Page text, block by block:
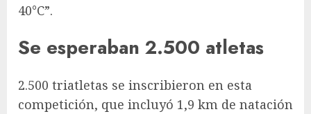
40°C”.
Se esperaban 2.500 atletas
2.500 triatletas se inscribieron en esta
competición, que incluyó 1,9 km de natación